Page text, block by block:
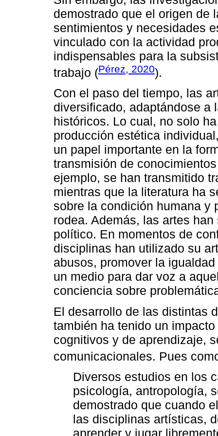
demostrado que el origen de
sentimientos y necesidades
vinculado con la actividad
indispensables para la
trabajo (Pérez, 2020).
Con el paso del tiempo, las
diversificado, adaptándose a
históricos. Lo cual, no solo
producción estética
un papel importante en la
transmisión de
ejemplo, se han transmitido
mientras que la literatura ha
sobre la condición humana y
rodea. Además, las artes
político. En momentos de
disciplinas han utilizado su
abusos, promover la
un medio para dar voz a
conciencia sobre
El desarrollo de las distintas
también ha tenido un
cognitivos y de aprendizaje,
comunicacionales. Pues
Diversos estudios en los
psicología, antropología,
demostrado que cuando
las disciplinas artísticas,